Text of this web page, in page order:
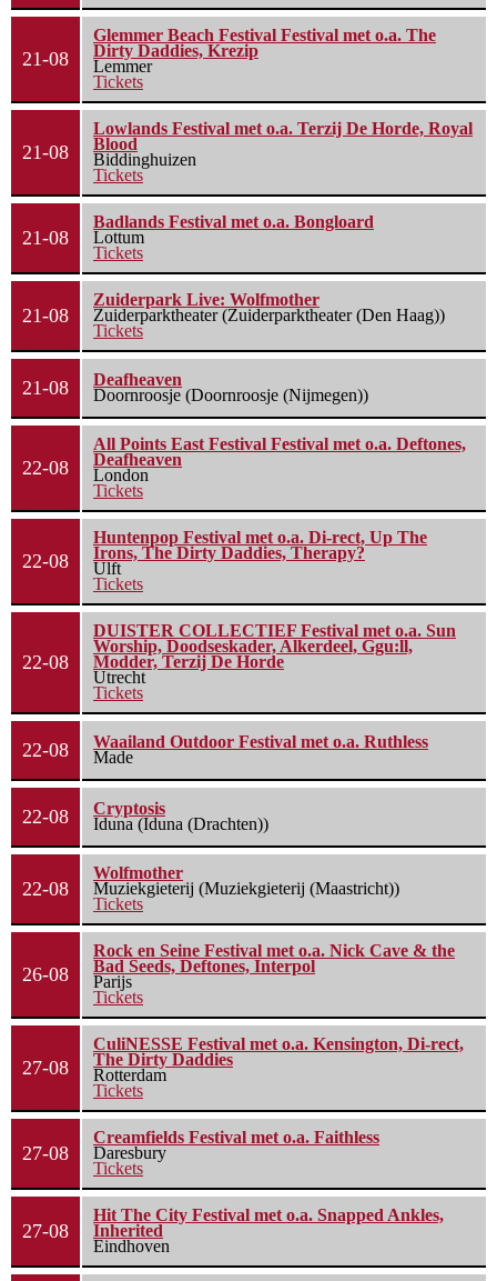
21-08
Glemmer Beach Festival Festival met o.a. The
Dirty Daddies, Krezip
Lemmer
Tickets
21-08
Lowlands Festival met o.a. Terzij De Horde, Royal
Blood
Biddinghuizen
Tickets
21-08
Badlands Festival met o.a. Bongloard
Lottum
Tickets
21-08
Zuiderpark Live: Wolfmother
Zuiderparktheater (Zuiderparktheater (Den Haag))
Tickets
21-08
Deafheaven
Doornroosje (Doornroosje (Nijmegen))
22-08
All Points East Festival Festival met o.a. Deftones,
Deafheaven
London
Tickets
22-08
Huntenpop Festival met o.a. Di-rect, Up The
Irons, The Dirty Daddies, Therapy?
Ulft
Tickets
22-08
DUISTER COLLECTIEF Festival met o.a. Sun
Worship, Doodseskader, Alkerdeel, Ggu:ll,
Modder, Terzij De Horde
Utrecht
Tickets
22-08
Waailand Outdoor Festival met o.a. Ruthless
Made
22-08
Cryptosis
Iduna (Iduna (Drachten))
22-08
Wolfmother
Muziekgieterij (Muziekgieterij (Maastricht))
Tickets
26-08
Rock en Seine Festival met o.a. Nick Cave & the
Bad Seeds, Deftones, Interpol
Parijs
Tickets
27-08
CuliNESSE Festival met o.a. Kensington, Di-rect,
The Dirty Daddies
Rotterdam
Tickets
27-08
Creamfields Festival met o.a. Faithless
Daresbury
Tickets
27-08
Hit The City Festival met o.a. Snapped Ankles,
Inherited
Eindhoven